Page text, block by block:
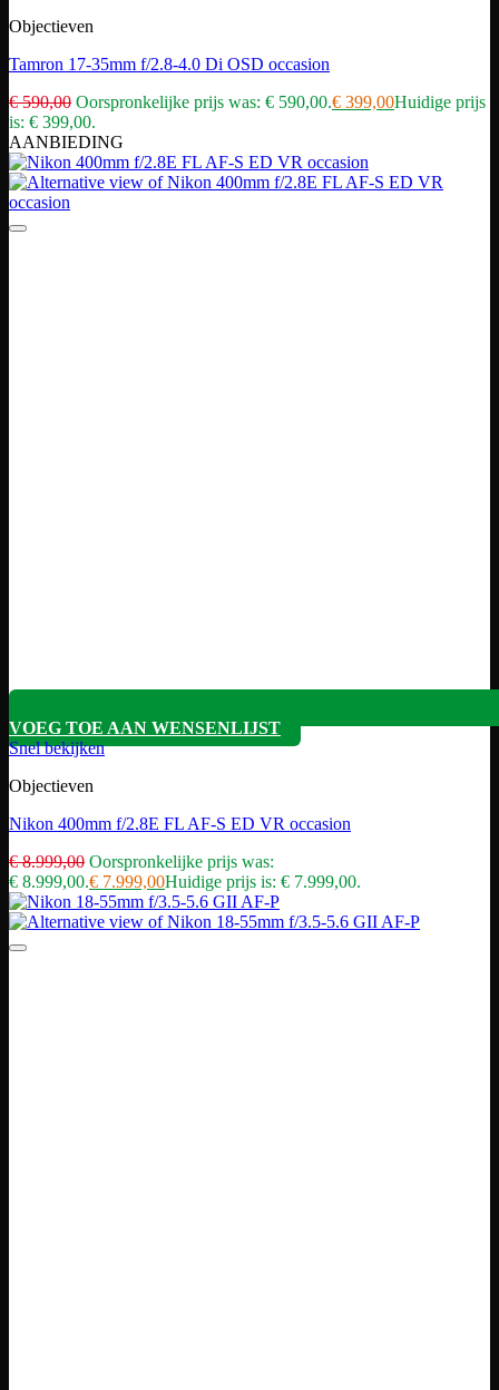
Objectieven
Tamron 17-35mm f/2.8-4.0 Di OSD occasion
€590,00 Oorspronkelijke prijs was: € 590,00.€ 399,00Huidige prijs
is: € 399,00.
AANBIEDING
VOEG TOE AAN WENSENLIJST
Snel bekijken
Objectieven
Nikon 400mm f/2.8E FL AF-S ED VR occasion
€8.999,00 Oorspronkelijke prijs was:
€ 8.999,00.€ 7.999,00Huidige prijs is: € 7.999,00.